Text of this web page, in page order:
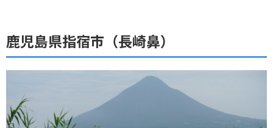
鹿児島県指宿市（長崎鼻）